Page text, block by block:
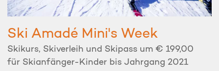
Ski Amadé Mini's Week
Skikurs, Skiverleih und Skipass um € 199,00
für Skianfänger-Kinder bis Jahrgang 2021